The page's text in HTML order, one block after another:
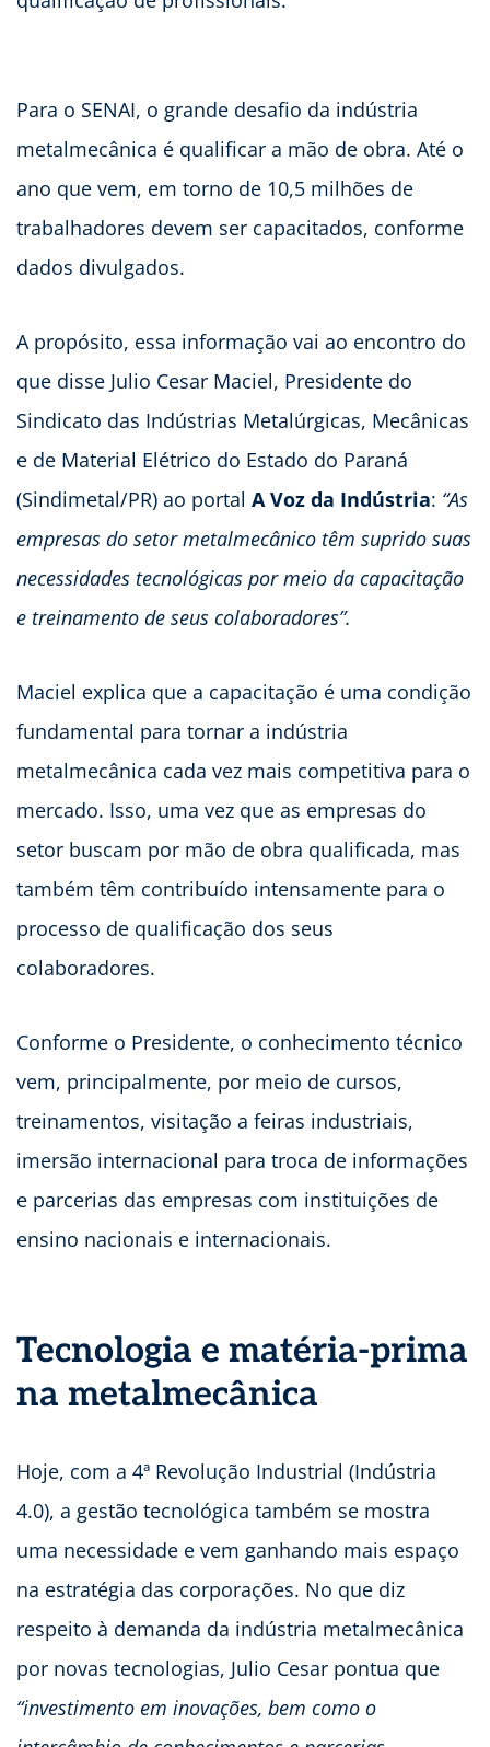
Para o SENAI, o grande desafio da indústria
metalmecânica é qualificar a mão de obra. Até o
ano que vem, em torno de 10,5 milhões de
trabalhadores devem ser capacitados, conforme
dados divulgados.
A propósito, essa informação vai ao encontro do
que disse Julio Cesar Maciel, Presidente do
Sindicato das Indústrias Metalúrgicas, Mecânicas
e de Material Elétrico do Estado do Paraná
(Sindimetal/PR) ao portal A Voz da Indústria: “As
empresas do setor metalmecânico têm suprido suas
necessidades tecnológicas por meio da capacitação
e treinamento de seus colaboradores”.
Maciel explica que a capacitação é uma condição
fundamental para tornar a indústria
metalmecânica cada vez mais competitiva para o
mercado. Isso, uma vez que as empresas do
setor buscam por mão de obra qualificada, mas
também têm contribuído intensamente para o
processo de qualificação dos seus
colaboradores.
Conforme o Presidente, o conhecimento técnico
vem, principalmente, por meio de cursos,
treinamentos, visitação a feiras industriais,
imersão internacional para troca de informações
e parcerias das empresas com instituições de
ensino nacionais e internacionais.
Tecnologia e matéria-prima
na metalmecânica
Hoje, com a 4ª Revolução Industrial (Indústria
4.0), a gestão tecnológica também se mostra
uma necessidade e vem ganhando mais espaço
na estratégia das corporações. No que diz
respeito à demanda da indústria metalmecânica
por novas tecnologias, Julio Cesar pontua que
“investimento em inovações, bem como o